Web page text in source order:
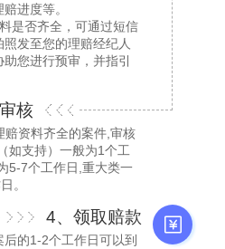
进度等。
是否齐全，可通过短信
发至您的理赔经纪人
您进行预审，并指引
核
赔资料齐全的案件,审核
如支持）一般为1个工
5-7个工作日,重大类一
。
4、领取赔款
的1-2个工作日可以到